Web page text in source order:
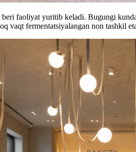
faoliyat yuritib keladi. Bugungi
vaqt fermentatsiyalangan non tashkil